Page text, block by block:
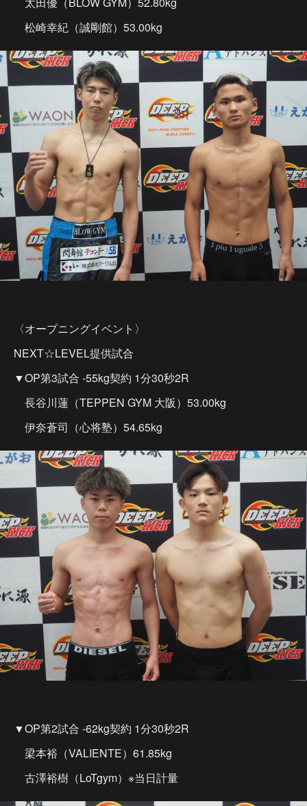
松崎幸紀（誠剛館）53.00kg
〈オープニングイベント〉
NEXT☆LEVEL提供試合
▼OP第3試合 -55kg契約 1分30秒2R
長谷川蓮（TEPPEN GYM 大阪）53.00kg
伊奈蒼司（心将塾）54.65kg
▼OP第2試合 -62kg契約 1分30秒2R
梁本裕（VALIENTE）61.85kg
古澤裕樹（LoTgym）※当日計量